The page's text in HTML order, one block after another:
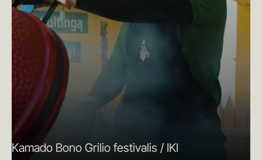
Kamado Bono Grilio festivalis / IKI